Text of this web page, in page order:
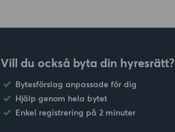
Vill du också byta din hyresrätt?
Bytesförslag anpassade för dig
Hjälp genom hela bytet
Enkel registrering på 2 minuter